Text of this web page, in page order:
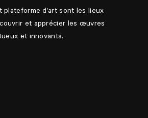
plateforme d’art sont les lieux
et apprécier les œuvres
et innovants.